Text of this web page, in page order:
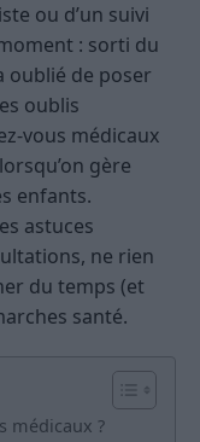
ou d’un suivi
: sorti du
oublié de poser
oublis
vous médicaux
gère
enfants.
astuces
ne rien
du temps (et
santé.
médicaux ?